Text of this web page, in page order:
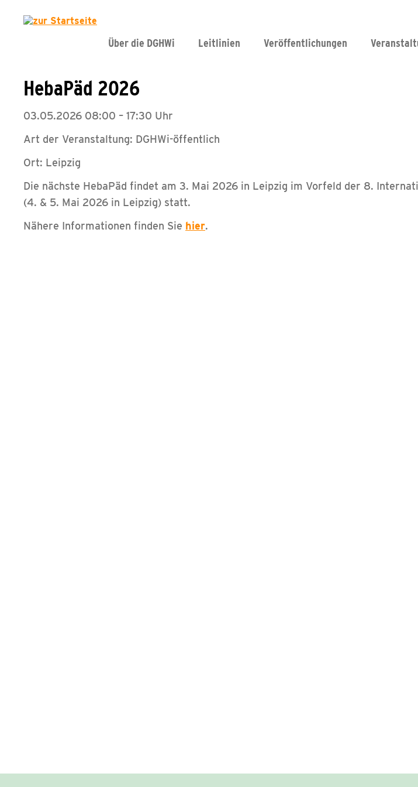
Über die DGHWi Leitlinien Veröffentlichungen
HebaPäd 2026
03.05.2026 08:00 – 17:30 Uhr
Art der Veranstaltung: DGHWi-öffentlich
Ort: Leipzig
Die nächste HebaPäd findet am 3. Mai 2026 in Leipzig im Vorfeld der 8.
(4. & 5. Mai 2026 in Leipzig) statt.
Nähere Informationen finden Sie hier.